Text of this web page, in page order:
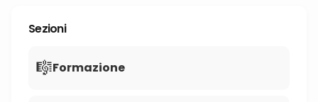
Sezioni
🎼Formazione